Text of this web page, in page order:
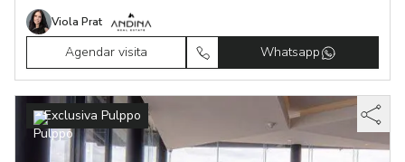
Viola Prat
Agendar visita Whatsapp
Exclusiva Pulppo